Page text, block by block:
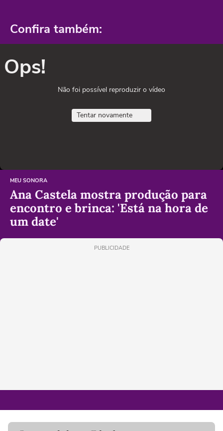
Confira também:
Ops!
Não foi possível reproduzir o vídeo
Tentar novamente
MEU SONORA
Ana Castela mostra produção para
encontro e brinca: 'Está na hora de
um date'
PUBLICIDADE